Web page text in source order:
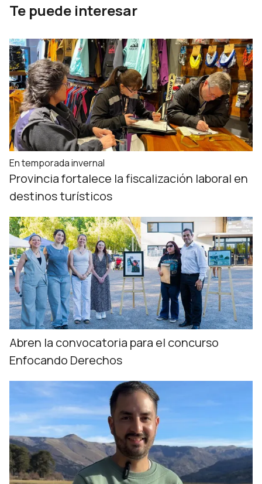
Te puede interesar
En temporada invernal
Provincia fortalece la fiscalización laboral en
destinos turísticos
Abren la convocatoria para el concurso
Enfocando Derechos